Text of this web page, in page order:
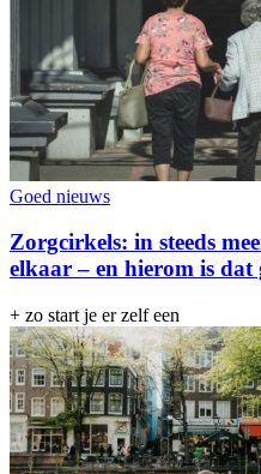
Goed nieuws
Zorgcirkels: in steeds
elkaar – en hierom is dat
+ zo start je er zelf een